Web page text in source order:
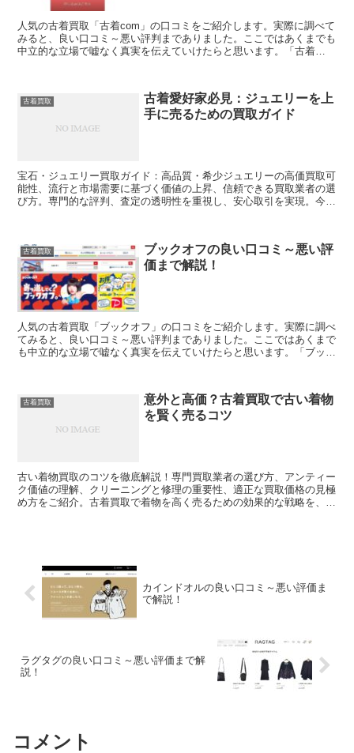
人気の古着買取「古着com」の口コミをご紹介します。実際に調べて
みると、良い口コミ～悪い評判までありました。ここではあくまでも
中立的な立場で嘘なく真実を伝えていけたらと思います。「古着
古着買取
古着愛好家必見：ジュエリーを上
手に売るための買取ガイド
宝石・ジュエリー買取ガイド：高品質・希少ジュエリーの高価買取可
能性、流行と市場需要に基づく価値の上昇、信頼できる買取業者の選
び方。専門的な評判、査定の透明性を重視し、安心取引を実現。今す
古着買取
ブックオフの良い口コミ～悪い評
価まで解説！
人気の古着買取「ブックオフ」の口コミをご紹介します。実際に調べ
てみると、良い口コミ～悪い評判までありました。ここではあくまで
も中立的な立場で嘘なく真実を伝えていけたらと思います。「ブック
古着買取
意外と高価？古着買取で古い着物
を賢く売るコツ
古い着物買取のコツを徹底解説！専門買取業者の選び方、アンティー
ク価値の理解、クリーニングと修理の重要性、適正な買取価格の見極
め方をご紹介。古着買取で着物を高く売るための効果的な戦略を、わ
カインドオルの良い口コミ～悪い評価ま
で解説！
ラグタグの良い口コミ～悪い評価まで解
説！
コメント